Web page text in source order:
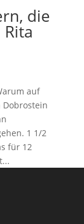
die
auf
Dobrostein
1 1/2
für 12